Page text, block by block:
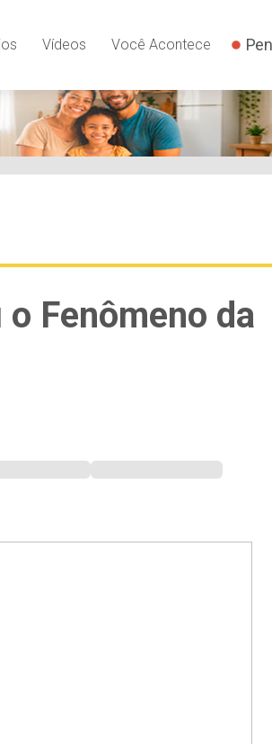
Vídeos Você Acontece
Fenômeno da